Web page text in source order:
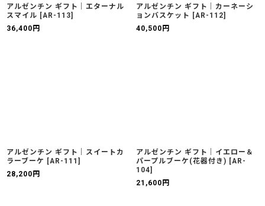
アルゼンチン ギフト｜エターナル
スマイル [AR-113]
36,400 円
アルゼンチン ギフト｜カーネーシ
ョンバスケット
[AR-112]
40,500 円
アルゼンチン ギフト｜スイートカ
ラーブーケ
[AR-111 ]
28,200 円
アルゼンチン ギフト｜イエロー＆
パープルブーケ(花器付き) [AR-
104]
21,600 円